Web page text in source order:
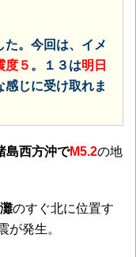
た。今回は、イメ
度５ 。１３は明日
感じに受け取れま
島西方沖でM5.2の地
のすぐ北に位置す
が発生。